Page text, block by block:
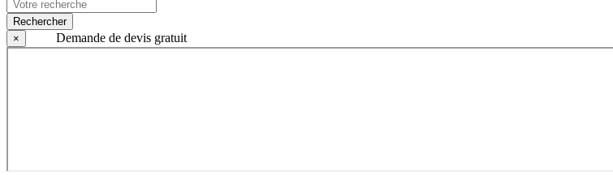
Rechercher
×
Demande de devis gratuit